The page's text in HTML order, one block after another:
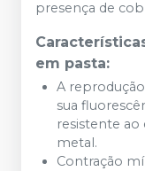
presença de
em pasta:
A
sua
resistente
metal.
Contração